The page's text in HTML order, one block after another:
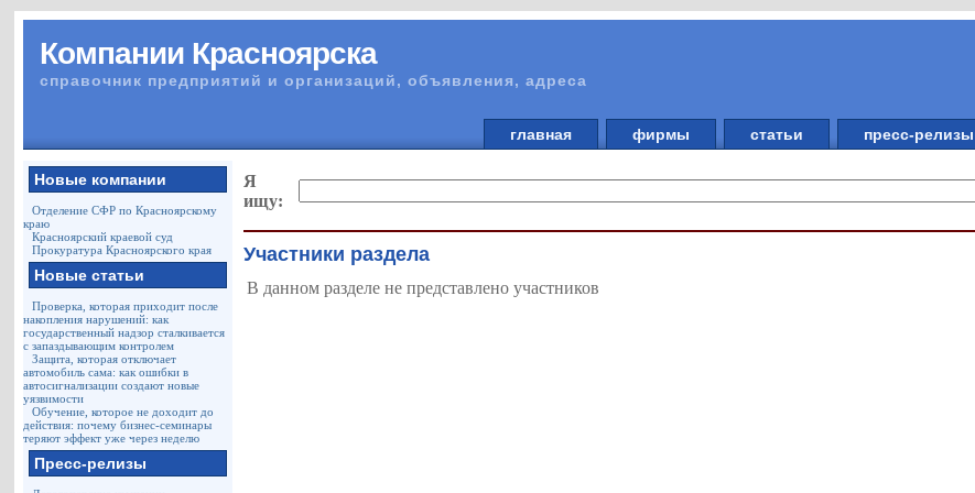
Компании Красноярска
справочник предприятий и организаций, объявления, адреса
главная фирмы статьи пресс-релизы
Новые компании
Отделение СФР по Красноярскому
краю
Красноярский краевой суд
Прокуратура Красноярского края
Новые статьи
Проверка, которая приходит после
накопления нарушений: как
государственный надзор сталкивается
с запаздывающим контролем
Защита, которая отключает
автомобиль сама: как ошибки в
автосигнализации создают новые
уязвимости
Обучение, которое не доходит до
действия: почему бизнес-семинары
теряют эффект уже через неделю
Пресс-релизы
Я
ищу:
Участники раздела
В данном разделе не представлено участников